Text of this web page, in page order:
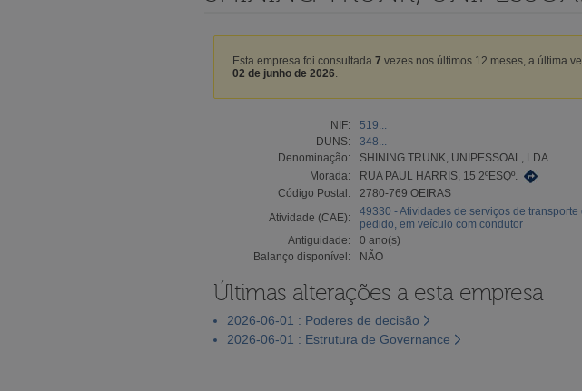
Esta empresa foi consultada 7 vezes nos últimos 12 meses, a última
02 de junho de 2026
NIF:
519...
DUNS:
348...
Denominação:
SHINING TRUNK, UNIPESSOAL, LDA
Morada:
RUA PAUL HARRIS, 15 2ºESQº.
Código Postal:
2780-769 OEIRAS
Atividade (CAE):
49330 - Atividades de serviços de transporte
pedido, em veículo com condutor
Antiguidade:
0 ano(s)
Balanço disponível:
NÃO
Últimas alterações a esta empresa
2026-06-01 : Poderes de decisão
2026-06-01 : Estrutura de Governance